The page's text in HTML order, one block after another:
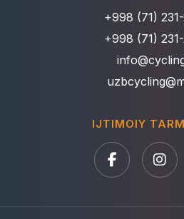
+998 (71)
+998 (71)
IJTIMOIY